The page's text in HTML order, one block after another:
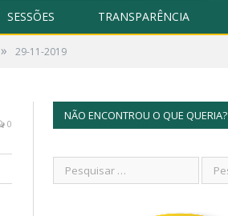
SESSÕES TRANSPARÊNCIA
» 29-11-2019
0
NÃO ENCONTROU O QUE QUERIA?